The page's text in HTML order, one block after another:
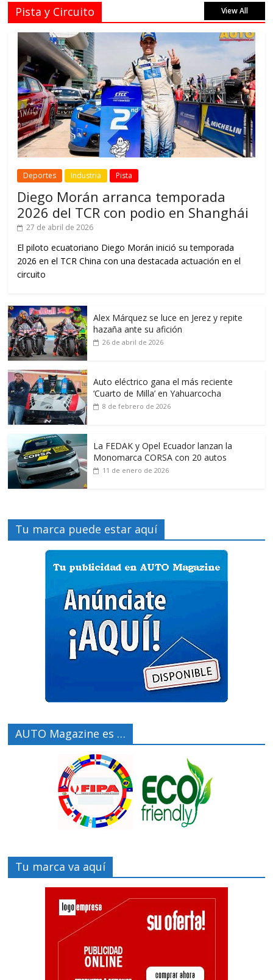
Pista y Circuito View All
Deportes Industria Pista
Diego Morán arranca temporada
2026 del TCR con podio en Shanghái
27 de abril de 2026
El piloto ecuatoriano Diego Morán inició su temporada
2026 en el TCR China con una destacada actuación en el
circuito
Alex Márquez se luce en Jerez y repite
hazaña ante su afición
26 de abril de 2026
Auto eléctrico gana el más reciente
‘Cuarto de Milla’ en Yahuarcocha
8 de febrero de 2026
La FEDAK y Opel Ecuador lanzan la
Monomarca CORSA con 20 autos
11 de enero de 2026
Tu marca puede estar aquí
AUTO Magazine es …
Tu marca va aquí